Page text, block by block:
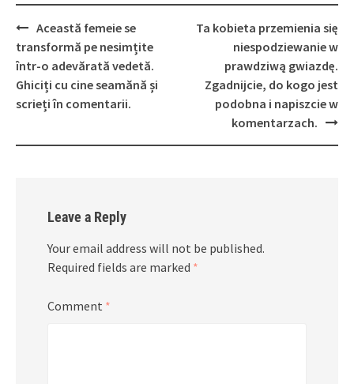
Post
navigation
Această femeie se
transformă pe nesimțite
într-o adevărată vedetă.
Ghiciți cu cine seamănă și
scrieți în comentarii.
Ta kobieta przemienia się
niespodziewanie w
prawdziwą gwiazdę.
Zgadnijcie, do kogo jest
podobna i napiszcie w
komentarzach.
Leave a Reply
Your email address will not be published.
Required fields are marked *
Comment *